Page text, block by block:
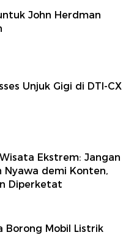
John Herdman
Unjuk Gigi di DTI-CX
Ekstrem: Jangan
Nyawa demi Konten,
Diperketat
Borong Mobil Listrik